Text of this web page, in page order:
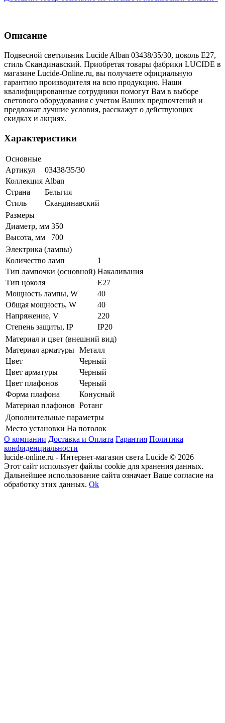
Описание
Подвесной светильник Lucide Alban 03438/35/30, цоколь E27,
стиль Скандинавский. Приобретая товары фабрики LUCIDE в
магазине Lucide-Online.ru, вы получаете официальную
гарантию производителя на всю продукцию. Наши
квалифицированные сотрудники помогут Вам в выборе
светового оборудования с учетом Ваших предпочтений и
предложат лучшие условия, расскажут о действующих
скидках и акциях.
Характеристики
Основные
Артикул
03438/35/30
Коллекция Alban
Страна
Бельгия
Стиль
Скандинавский
Размеры
Диаметр, мм 350
Высота, мм
700
Электрика (лампы)
Количество ламп
1
Тип лампочки (основной) Накаливания
Тип цоколя
E27
Мощность лампы, W
40
Общая мощность, W
40
Напряжение, V
220
Степень защиты, IP
IP20
Материал и цвет (внешний вид)
Материал арматуры Металл
Цвет
Черный
Цвет арматуры
Черный
Цвет плафонов
Черный
Форма плафона
Конусный
Материал плафонов Ротанг
Дополнительные параметры
Место установки На потолок
О компании Доставка и Оплата Гарантия Политика
конфиденциальности
lucide-online.ru - Интернет-магазин света Lucide © 2026
Этот сайт использует файлы cookie для хранения данных.
Дальнейшее использование сайта означает Ваше согласие на
обработку этих данных. Ok